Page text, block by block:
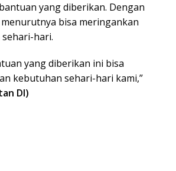
yang diberikan. Dengan
bisa meringankan
hari.
yang diberikan ini bisa
kebutuhan sehari-hari kami,”
DI)